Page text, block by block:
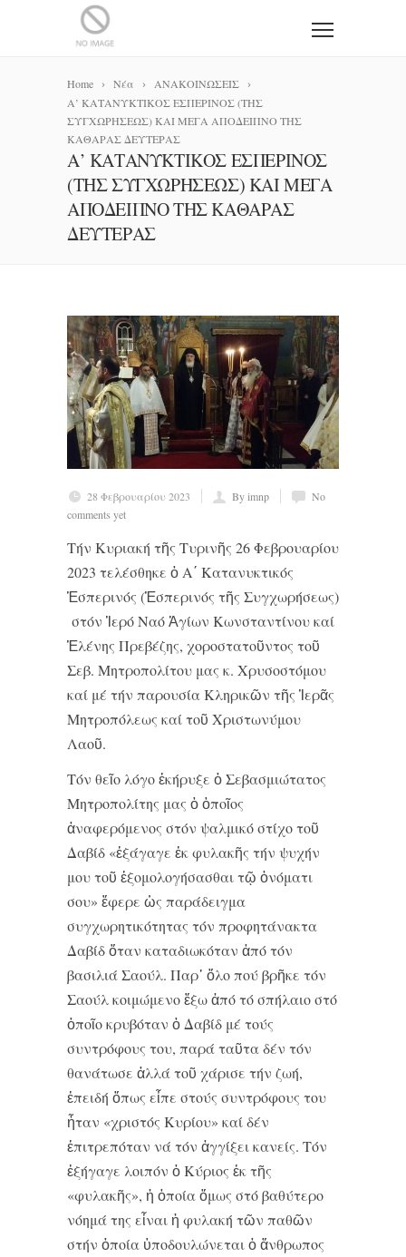
Home Νέα
ΑΝΑΚΟΙΝΩΣΕΙΣ
Α’ ΚΑΤΑΝΥΚΤΙΚΟΣ ΕΣΠΕΡΙΝΟΣ (ΤΗΣ
ΣΥΓΧΩΡΗΣΕΩΣ) ΚΑΙ ΜΕΓΑ ΑΠΟΔΕΙΠΝΟ ΤΗΣ
ΚΑΘΑΡΑΣ ΔΕΥΤΕΡΑΣ
Α’ ΚΑΤΑΝΥΚΤΙΚΟΣ ΕΣΠΕΡΙΝΟΣ
(ΤΗΣ ΣΥΓΧΩΡΗΣΕΩΣ) ΚΑΙ ΜΕΓΑ
ΑΠΟΔΕΙΠΝΟ ΤΗΣ ΚΑΘΑΡΑΣ
ΔΕΥΤΕΡΑΣ
28 Φεβρουαρίου 2023 By imnp
No
comments yet
Τήν Κυριακή τῆς Τυρινῆς 26 Φεβρουαρίου
2023 τελέσθηκε ὁ Α΄ Κατανυκτικός
Ἑσπερινός (Ἑσπερινός τῆς Συγχωρήσεως)
στόν Ἱερό Ναό Ἁγίων Κωνσταντίνου καί
Ἑλένης Πρεβέζης, χοροστατοῦντος τοῦ
Σεβ. Μητροπολίτου μας κ. Χρυσοστόμου
καί μέ τήν παρουσία Κληρικῶν τῆς Ἱερᾶς
Μητροπόλεως καί τοῦ Χριστωνύμου
Λαοῦ.
Τόν θεῖο λόγο ἐκήρυξε ὁ Σεβασμιώτατος
Μητροπολίτης μας ὁ ὁποῖος
ἀναφερόμενος στόν ψαλμικό στίχο τοῦ
Δαβίδ «ἐξάγαγε ἐκ φυλακῆς τήν ψυχήν
μου τοῦ ἐξομολογήσασθαι τῷ ὀνόματι
σου» ἔφερε ὡς παράδειγμα
συγχωρητικότητας τόν προφητάνακτα
Δαβίδ ὅταν καταδιωκόταν ἀπό τόν
βασιλιά Σαούλ. Παρ᾿ ὅλο πού βρῆκε τόν
Σαούλ κοιμώμενο ἔξω ἀπό τό σπήλαιο στό
ὁποῖο κρυβόταν ὁ Δαβίδ μέ τούς
συντρόφους του, παρά ταῦτα δέν τόν
θανάτωσε ἀλλά τοῦ χάρισε τήν ζωή,
ἐπειδή ὅπως εἶπε στούς συντρόφους του
ἦταν «χριστός Κυρίου» καί δέν
ἐπιτρεπόταν νά τόν ἀγγίξει κανείς. Τόν
ἐξήγαγε λοιπόν ὁ Κύριος ἐκ τῆς
«φυλακῆς», ἡ ὁποία ὅμως στό βαθύτερο
νόημά της εἶναι ἡ φυλακή τῶν παθῶν
στήν ὁποία ὑποδουλώνεται ὁ ἄνθρωπος